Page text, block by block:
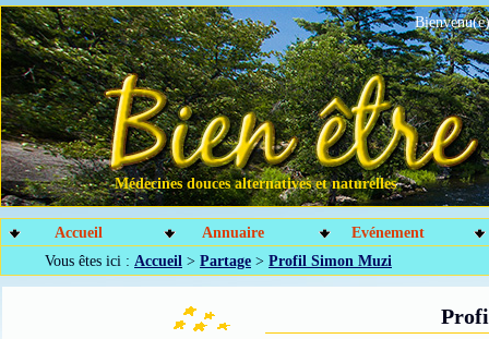
Médecines douces alternatives et naturelles
Accueil Annuaire
Evénement
Vous êtes ici : Accueil > Partage > Profil Simon Muzi